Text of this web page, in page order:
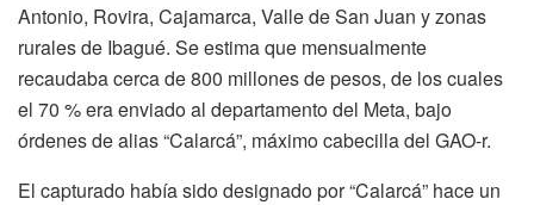
Antonio, Rovira, Cajamarca, Valle de San Juan y zonas
rurales de Ibagué. Se estima que mensualmente
recaudaba cerca de 800 millones de pesos, de los cuales
el 70 % era enviado al departamento del Meta, bajo
órdenes de alias “Calarcá”, máximo cabecilla del GAO-r.
El capturado había sido designado por “Calarcá” hace un